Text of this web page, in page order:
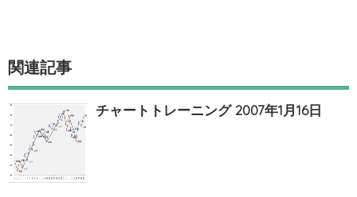
関連記事
チャートトレーニング 2007年1月16日